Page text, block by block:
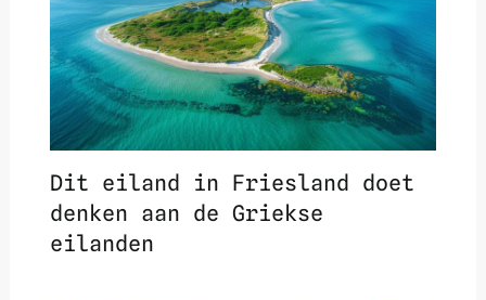
Dit eiland in Friesland doet
denken aan de Griekse
eilanden